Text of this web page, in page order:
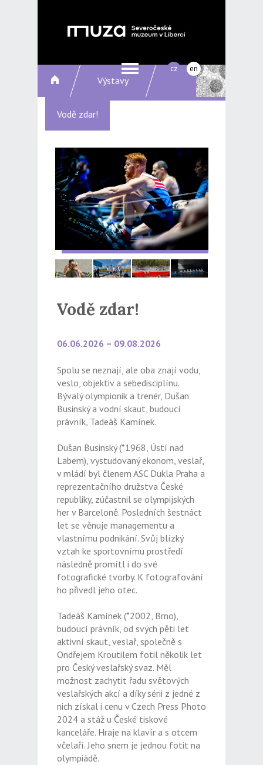
cz en
Výstavy
Vodě zdar!
Vodě zdar!
06.06.2026 – 09.08.2026
Spolu se neznají, ale oba znají vodu,
veslo, objektiv a sebedisciplínu.
Bývalý olympionik a trenér, Dušan
Businský a vodní skaut, budoucí
právník, Tadeáš Kamínek.
Dušan Businský (*1968, Ústí nad
Labem), vystudovaný ekonom, veslař,
v mládí byl členem ASC Dukla Praha a
reprezentačního družstva České
republiky, zúčastnil se olympijských
her v Barceloně. Posledních šestnáct
let se věnuje managementu a
vlastnímu podnikání. Svůj blízký
vztah ke sportovnímu prostředí
následně promítl i do své
fotografické tvorby. K fotografování
ho přivedl jeho otec.
Tadeáš Kamínek (*2002, Brno),
budoucí právník, od svých pěti let
aktivní skaut, veslař, společně s
Ondřejem Kroutilem fotil několik let
pro Český veslařský svaz. Měl
možnost zachytit řadu světových
veslařských akcí a díky sérii z jedné z
nich získal i cenu v Czech Press Photo
2024 a stáž u České tiskové
kanceláře. Hraje na klavír a s otcem
včelaří. Jeho snem je jednou fotit na
olympiádě.